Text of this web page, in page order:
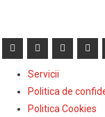
Servicii
Politica de
Politica Cookies